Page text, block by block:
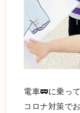
電車🚃に乗っ
コロナ対策で